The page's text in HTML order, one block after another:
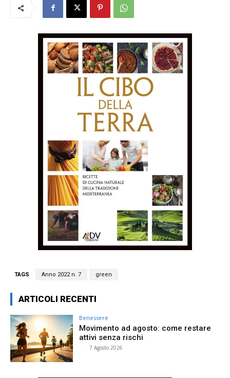
TAGS Anno 2022 n. 7 green
ARTICOLI RECENTI
Benessere
Movimento ad agosto: come restare
attivi senza rischi
- 7 Agosto 2026